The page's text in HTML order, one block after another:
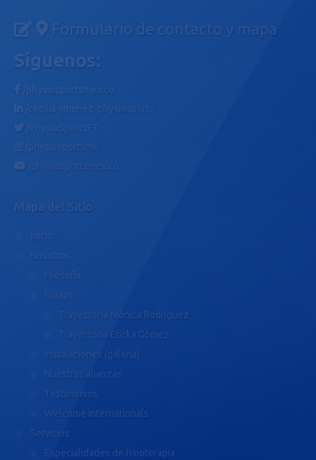
Formulario de contacto y mapa
Síguenos:
/physiosportsmexico
/cecilia-jimenez-physiosports
/PhysioSportsFT
/physiosportsmx
/physiosportsmexico
Mapa del Sitio
Inicio
Nosotros
Filosofía
Equipo
Trayectoria Mónica Rodríguez
Trayectoria Ericka Gómez
Instalaciones (galería)
Nuestras alianzas
Testimonios
Welcome internationals
Servicios
Especialidades de fisioterapia